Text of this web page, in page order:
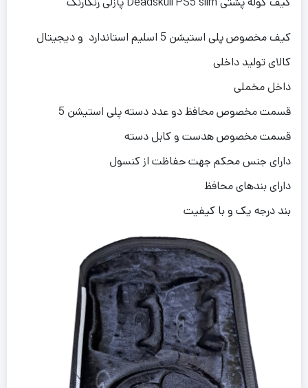
کیف مخصوص پلی استیشن 5 اسلیم استاندارد و دیجیتال
کالای تولید داخلی
داخل مخملی
قسمت مخصوص محافظ دو عدد دسته پلی استیشن 5
قسمت مخصوص هدست و کابل دسته
دارای جنس محکم جهت حفاظت از کنسول
دارای بندهای محافظ
بند درجه یک و با کیفیت